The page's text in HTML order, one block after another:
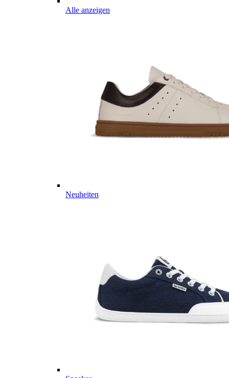
Alle anzeigen
Neuheiten